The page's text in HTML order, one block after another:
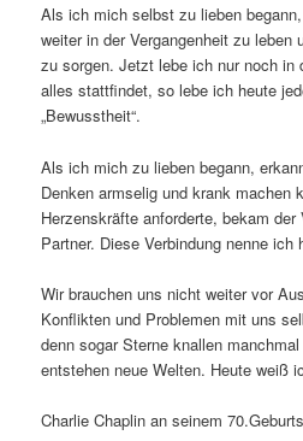
Als ich mich selbst zu lieben
weiter in der Vergangenheit zu
zu sorgen. Jetzt lebe ich nur noch in
alles stattfindet, so lebe ich heute
„Bewusstheit“.
Als ich mich zu lieben begann,
Denken armselig und krank machen
Herzenskräfte anforderte, bekam
Partner. Diese Verbindung nenne ich
Wir brauchen uns nicht weiter vor
Konflikten und Problemen mit uns
denn sogar Sterne knallen
entstehen neue Welten. Heute weiß
Charlie Chaplin an seinem